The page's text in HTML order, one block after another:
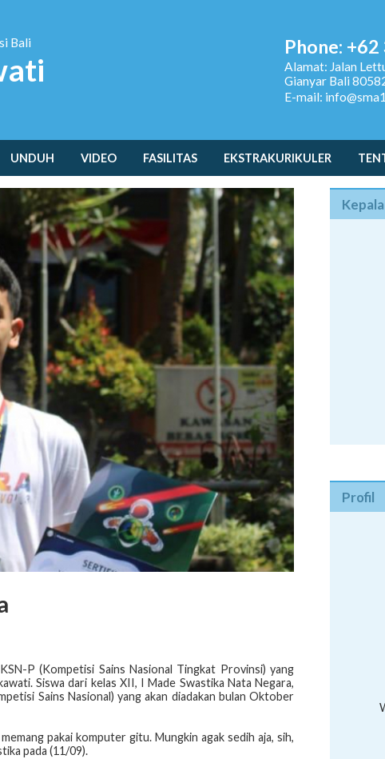
Bali Phone:
Alamat: Jalan
Gianyar Bali
E-mail:
UNDUH VIDEO FASILITAS EKSTRAKURIKULER
P (Kompetisi Sains Nasional Tingkat Provinsi) yang
Siswa dari kelas XII, I Made Swastika Nata Negara,
Sains Nasional) yang akan diadakan bulan Oktober
pakai komputer gitu. Mungkin agak sedih aja, sih,
pada (11/09).
Profil
I